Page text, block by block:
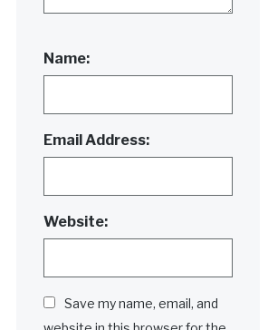
Name:
Email Address:
Website:
Save my name, email, and